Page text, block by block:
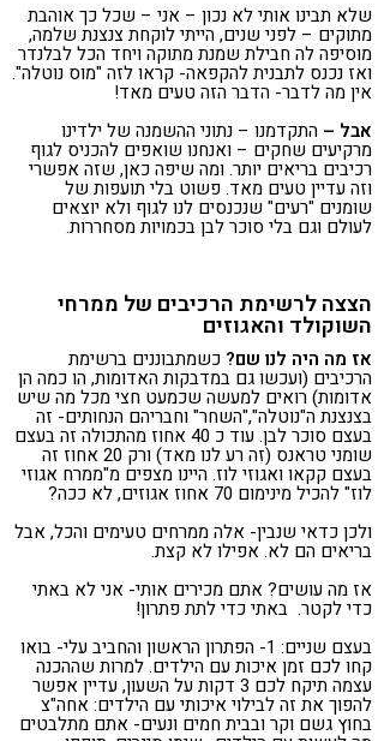
שלא תבינו אותי לא נכון – אני – שכל כך אוהבת
מתוקים – לפני שנים, הייתי לוקחת צנצנת שלמה,
מוסיפה לה חבילת שמנת מתוקה ויחד הכל לבלנדר
ואז נכנס לתבנית להקפאה- קראו לזה "מוס נוטלה".
אין מה לדבר- הדבר הזה טעים מאד!
אבל – התקדמנו – נתוני ההשמנה של ילדינו
מרקיעים שחקים – ואנחנו שואפים להכניס לגוף
רכיבים בריאים יותר. ומה שיפה כאן, שזה אפשרי
וזה עדיין טעים מאד. פשוט בלי תועפות של
שומנים "רעים" שנכנסים לנו לגוף ולא יוצאים
לעולם וגם בלי סוכר לבן בכמויות מסחררות.
הצצה לרשימת הרכיבים של ממרחי
השוקולד והאגוזים
אז מה היה לנו שם? כשמתבוננים ברשימת
הרכיבים (ועכשו גם במדבקות האדומות, הו כמה הן
אדומות) רואים למעשה שכמעט חצי מכל מה שיש
בצנצנת ה"נוטלה","השחר" וחבריהם הנחותים- זה
בעצם סוכר לבן. עוד כ 40 אחוז מהתכולה זה בעצם
שומני טראנס (זה רע לנו מאד) ורק 20 אחוז זה
בעצם קקאו ואגוזי לוז. היינו מצפים מ"ממרח אגוזי
לוז" להכיל מינימום 70 אחוז אגוזים, לא ככה?
ולכן כדאי שנבין- אלה ממרחים טעימים והכל, אבל
בריאים הם לא. אפילו לא קצת.
אז מה עושים? אתם מכירים אותי- אני לא באתי
כדי לקטר. באתי כדי לתת פתרון!
בעצם שניים: 1- הפתרון הראשון והחביב עלי- בואו
קחו לכם זמן איכות עם הילדים. למרות שההכנה
עצמה תיקח לכם 3 דקות על השעון, עדיין אפשר
להפוך את זה לבילוי איכותי עם הילדים: אחה"צ
בחוץ גשם וקר ובבית חמים ונעים- אתם מתלבטים